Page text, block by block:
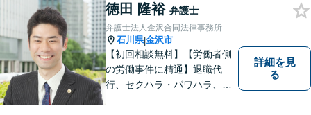
弁護士が介入することで賠償
金の大幅な増額が実現できる
ケースあり」【休日・夜間相
談可】
徳田 隆裕 弁護士
弁護士法人金沢合同法律事務所
石川県|金沢市
【初回相談無料】【労働者側
の労働事件に精通】退職代
行、セクハラ・パワハラ、労
詳細を見
る